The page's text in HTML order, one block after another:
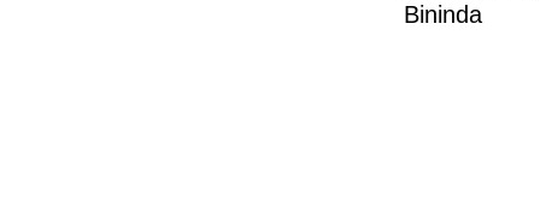
Bininda